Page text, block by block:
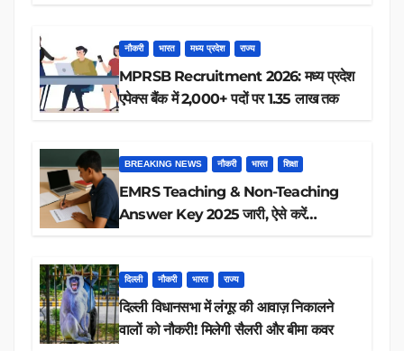
नौकरी भारत मध्य प्रदेश राज्य
MPRSB Recruitment 2026: मध्य प्रदेश
एपेक्स बैंक में 2,000+ पदों पर 1.35 लाख तक
BREAKING NEWS नौकरी भारत शिक्षा
EMRS Teaching & Non-Teaching
Answer Key 2025 जारी, ऐसे करें
दिल्ली नौकरी भारत राज्य
दिल्ली विधानसभा में लंगूर की आवाज़ निकालने
वालों को नौकरी! मिलेगी सैलरी और बीमा कवर